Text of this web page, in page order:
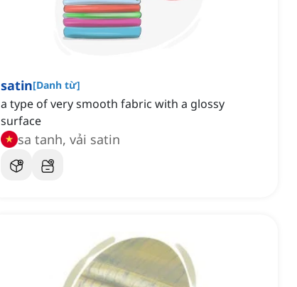
satin[Danh từ]
a type of very smooth fabric with a glossy
surface
sa tanh, vải satin